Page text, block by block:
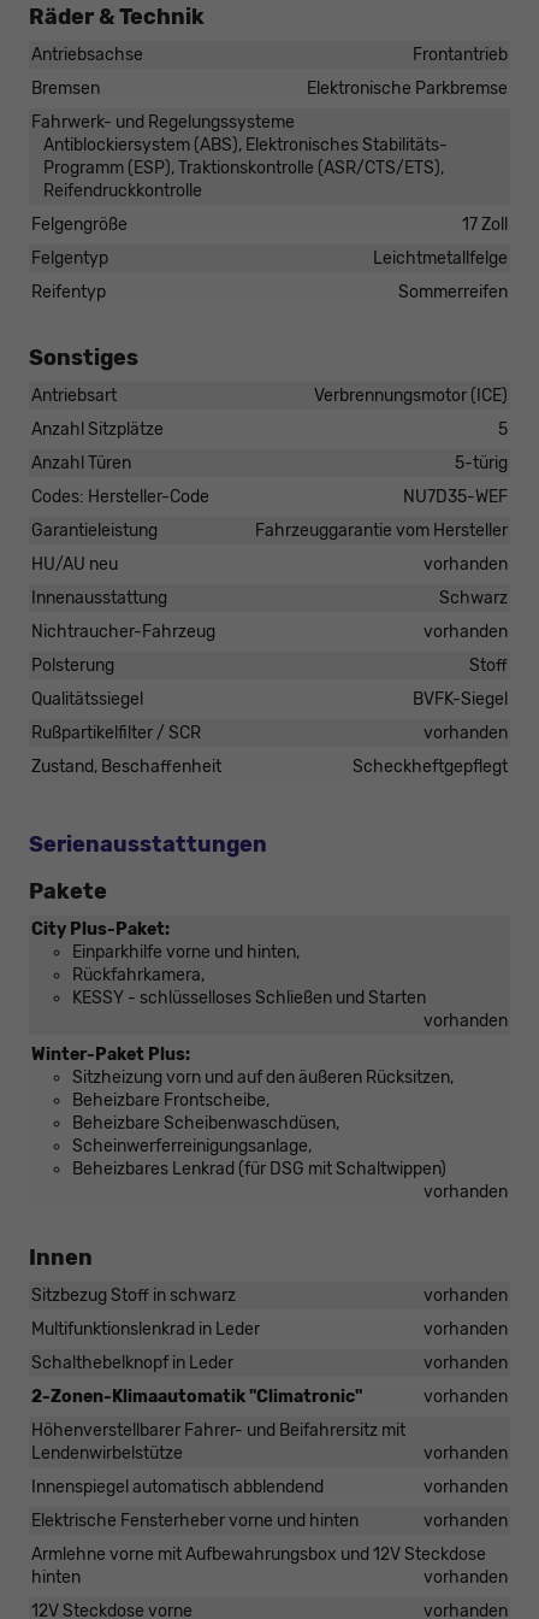
Räder & Technik
Antriebsachse
Frontantrieb
Bremsen
Elektronische Parkbremse
Fahrwerk- und Regelungssysteme
Antiblockiersystem (ABS), Elektronisches Stabilitäts-
Programm (ESP), Traktionskontrolle (ASR/CTS/ETS),
Reifendruckkontrolle
Felgengröße
17 Zoll
Felgentyp
Leichtmetallfelge
Reifentyp
Sommerreifen
Sonstiges
Antriebsart
Verbrennungsmotor (ICE)
Anzahl Sitzplätze
5
Anzahl Türen
5-türig
Codes: Hersteller-Code
NU7D35-WEF
Garantieleistung
Fahrzeuggarantie vom Hersteller
HU/AU neu
vorhanden
Innenausstattung
Schwarz
Nichtraucher-Fahrzeug
vorhanden
Polsterung
Stoff
Qualitätssiegel
BVFK-Siegel
Rußpartikelfilter / SCR
vorhanden
Zustand, Beschaffenheit
Scheckheftgepflegt
Serienausstattungen
Pakete
City Plus-Paket:
Einparkhilfe vorne und hinten,
Rückfahrkamera,
KESSY - schlüsselloses Schließen und Starten
vorhanden
Winter-Paket Plus:
Sitzheizung vorn und auf den äußeren Rücksitzen,
Beheizbare Frontscheibe,
Beheizbare Scheibenwaschdüsen,
Scheinwerferreinigungsanlage,
Beheizbares Lenkrad (für DSG mit Schaltwippen)
vorhanden
Innen
Sitzbezug Stoff in schwarz
vorhanden
Multifunktionslenkrad in Leder
vorhanden
Schalthebelknopf in Leder
vorhanden
2-Zonen-Klimaautomatik "Climatronic"
vorhanden
Höhenverstellbarer Fahrer- und Beifahrersitz mit
Lendenwirbelstütze
vorhanden
Innenspiegel automatisch abblendend
vorhanden
Elektrische Fensterheber vorne und hinten
vorhanden
Armlehne vorne mit Aufbewahrungsbox und 12V Steckdose
hinten
vorhanden
12V Steckdose vorne
vorhanden